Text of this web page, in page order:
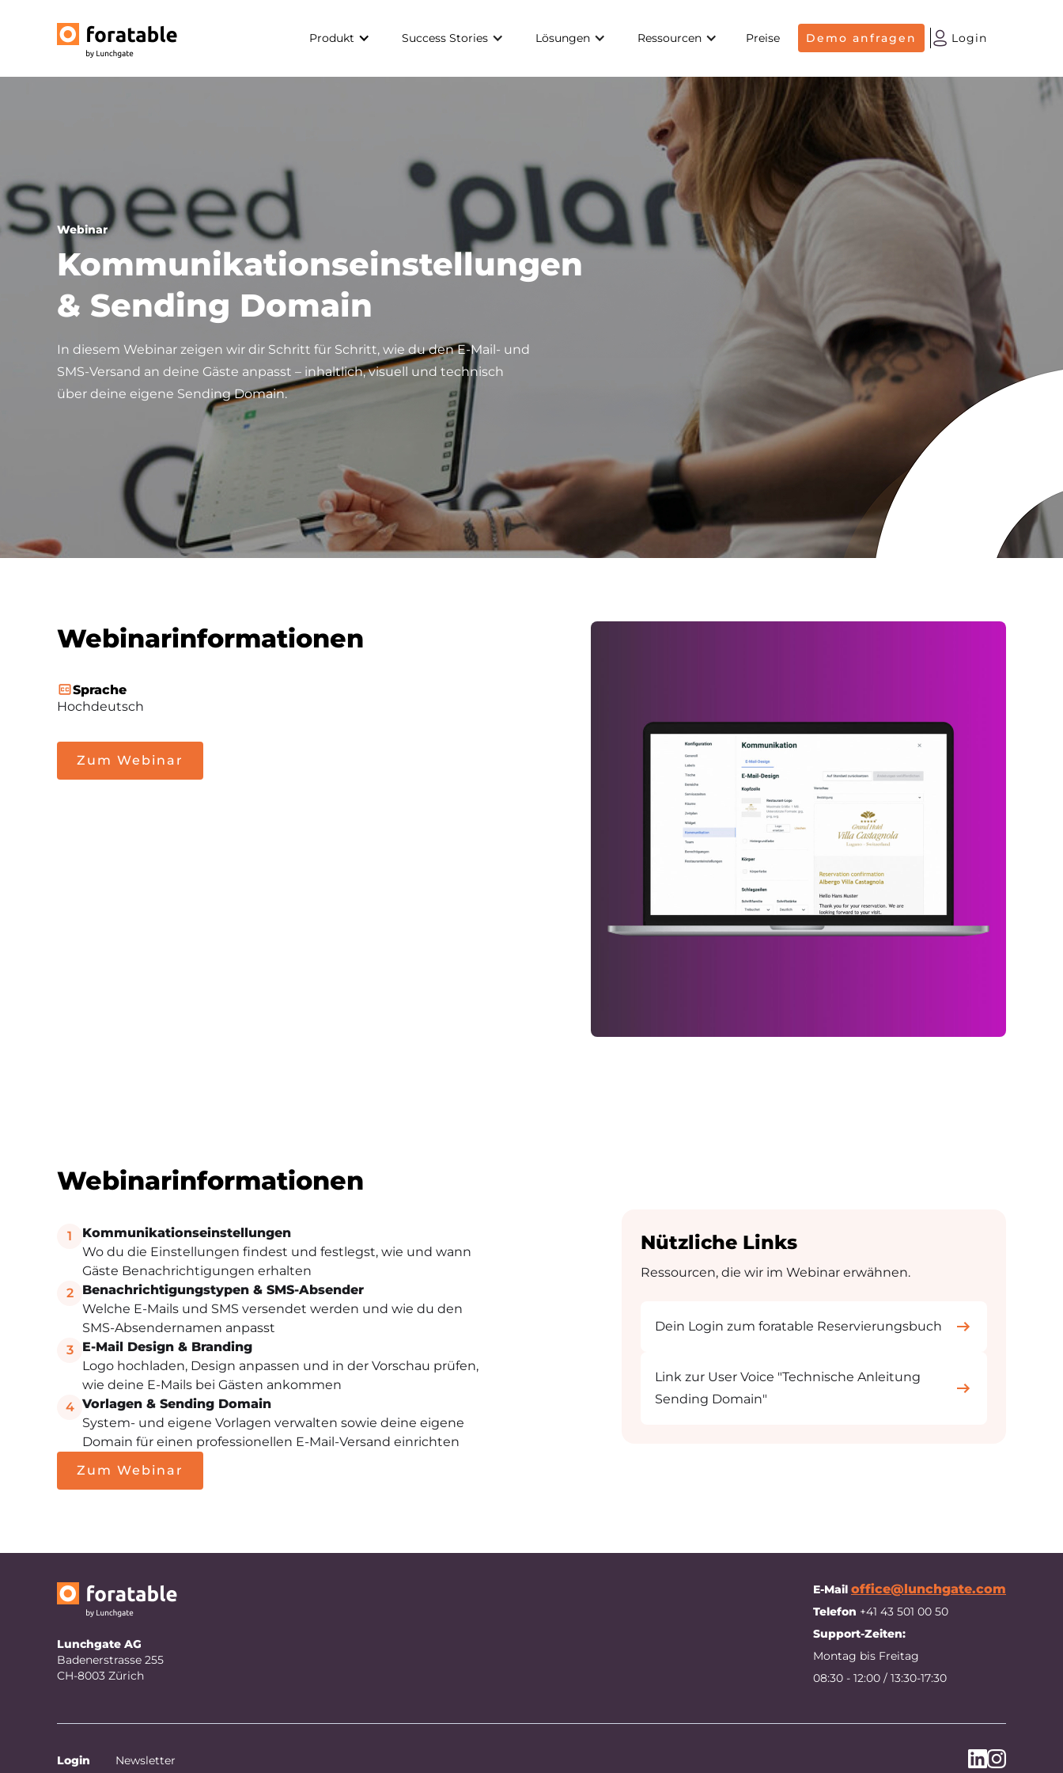
Produkt Success Stories Lösungen Ressourcen Preise Demo anfragen Login
Webinar
Kommunikationseinstellungen
& Sending Domain
In diesem Webinar zeigen wir dir Schritt für Schritt, wie du den E-Mail- und
SMS-Versand an deine Gäste anpasst – inhaltlich, visuell und technisch
über deine eigene Sending Domain.
Webinarinformationen
Sprache
Hochdeutsch
Zum Webinar
Webinarinformationen
1
Kommunikationseinstellungen
Wo du die Einstellungen findest und festlegst, wie und wann
Gäste Benachrichtigungen erhalten
2
Benachrichtigungstypen & SMS-Absender
Welche E-Mails und SMS versendet werden und wie du den
SMS-Absendernamen anpasst
3
E-Mail Design & Branding
Logo hochladen, Design anpassen und in der Vorschau prüfen,
wie deine E-Mails bei Gästen ankommen
4 Vorlagen & Sending Domain
System- und eigene Vorlagen verwalten sowie deine eigene
Domain für einen professionellen E-Mail-Versand einrichten
Zum Webinar
Nützliche Links
Ressourcen, die wir im Webinar erwähnen.
Dein Login zum foratable Reservierungsbuch
Link zur User Voice "Technische Anleitung
Sending Domain"
Lunchgate AG
Badenerstrasse 255
CH-8003 Zürich
E-Mail office@lunchgate.com
Telefon +41 43 501 00 50
Support-Zeiten:
Montag bis Freitag
08:30 - 12:00 / 13:30-17:30
Login Newsletter